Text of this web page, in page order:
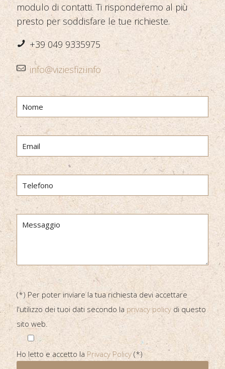
modulo di contatti. Ti risponderemo al più
presto per soddisfare le tue richieste.
+39 049 9335975
info@viziesfizi.info
(*) Per poter inviare la tua richiesta devi accettare
l'utilizzo dei tuoi dati secondo la privacy policy di questo
sito web.
Ho letto e accetto la Privacy Policy (*)